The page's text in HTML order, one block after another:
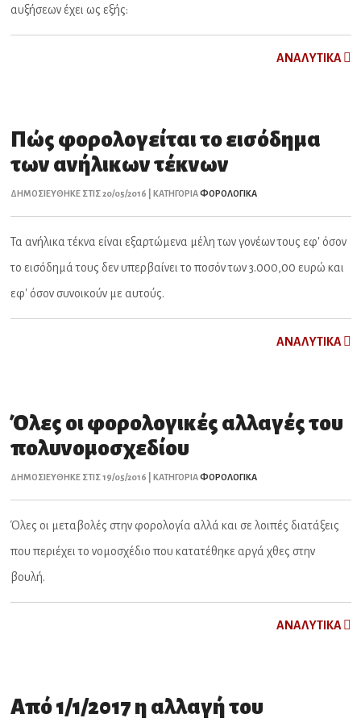
αυξήσεων έχει ως εξής:
ΑNAΛYTIKA
Πώς φορολογείται το εισόδημα
των ανήλικων τέκνων
ΔΗΜΟΣΙΕΥΘΗΚΕ ΣΤΙΣ 20/05/2016 | ΚΑΤΗΓΟΡΙΑΦΟΡΟΛΟΓΙΚΑ
Τα ανήλικα τέκνα είναι εξαρτώμενα μέλη των γονέων τους εφ' όσον
το εισόδημά τους δεν υπερβαίνει το ποσόν των 3.000,00 ευρώ και
εφ' όσον συνοικούν με αυτούς.
ΑNAΛYTIKA
Όλες οι φορολογικές αλλαγές του
πολυνομοσχεδίου
ΔΗΜΟΣΙΕΥΘΗΚΕ ΣΤΙΣ 19/05/2016 | ΚΑΤΗΓΟΡΙΑΦΟΡΟΛΟΓΙΚΑ
Όλες οι μεταβολές στην φορολογία αλλά και σε λοιπές διατάξεις
που περιέχει το νομοσχέδιο που κατατέθηκε αργά χθες στην
βουλή.
ΑNAΛYTIKA
Από 1/1/2017 η αλλαγή του